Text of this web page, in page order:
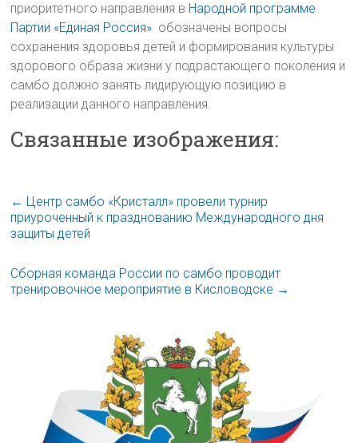
приоритетного направления в Народной программе
Партии «Единая Россия» обозначены вопросы
сохранения здоровья детей и формирования культуры
здорового образа жизни у подрастающего поколения и
самбо должно занять лидирующую позицию в
реализации данного направления.
Связанные изображения:
← Центр самбо «Кристалл» провели турнир
приуроченный к празднованию Международного дня
защиты детей
Сборная команда России по самбо проводит
тренировочное мероприятие в Кисловодске →